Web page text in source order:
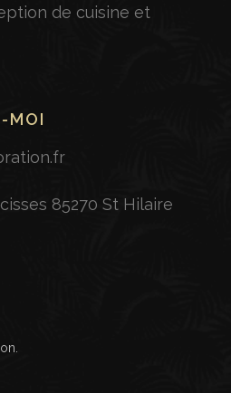
de cuisine et
MOI
85270 St Hilaire